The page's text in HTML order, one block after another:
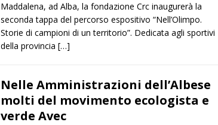
Maddalena, ad Alba, la fondazione Crc inaugurerà la
seconda tappa del percorso espositivo “Nell’Olimpo.
Storie di campioni di un territorio”. Dedicata agli sportivi
della provincia […]
Nelle Amministrazioni dell’Albese
molti del movimento ecologista e
verde Avec